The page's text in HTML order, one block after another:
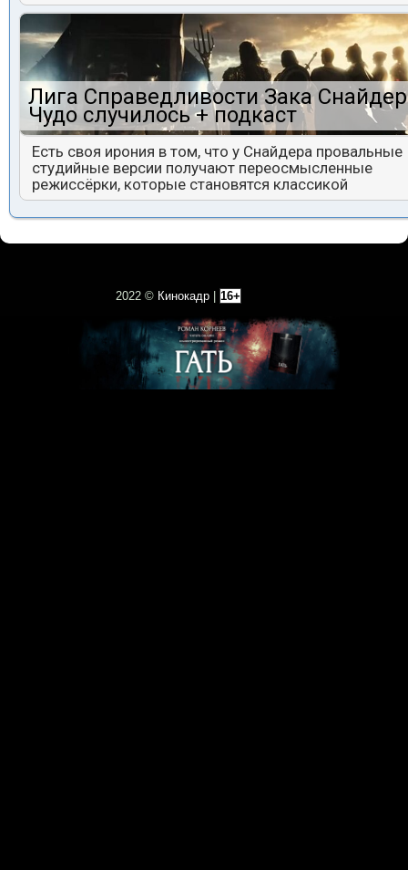
Лига Справедливости Зака
Чудо случилось + подкаст
Есть своя ирония в том, что у Снайдера провальные
студийные версии получают переосмысленные
режиссёрки, которые становятся классикой
2022 © Кинокадр 16+